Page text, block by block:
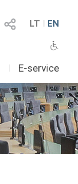
LT I EN
I E-service